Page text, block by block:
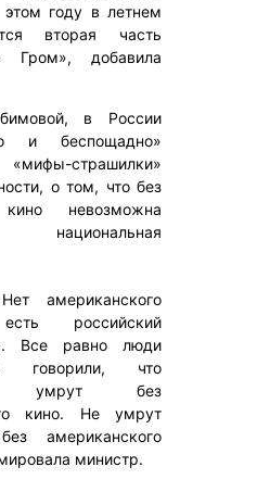
году в летнем
вторая часть
Гром», добавила
в России
и беспощадно»
страшилки»
о том, что без
кино невозможна
американского
российский
Все равно люди
говорили, что
умрут без
кино. Не умрут
американского
министр.